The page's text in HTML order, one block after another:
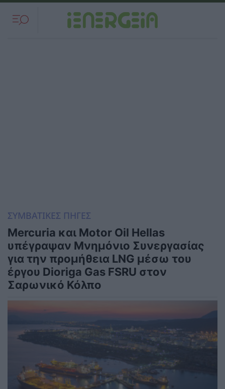
ΣΥΜΒΑΤΙΚΕΣ ΠΗΓΕΣ
Mercuria και Motor Oil Hellas
υπέγραψαν Μνημόνιο Συνεργασίας
για την προμήθεια LNG μέσω του
έργου Dioriga Gas FSRU στον
Σαρωνικό Κόλπο